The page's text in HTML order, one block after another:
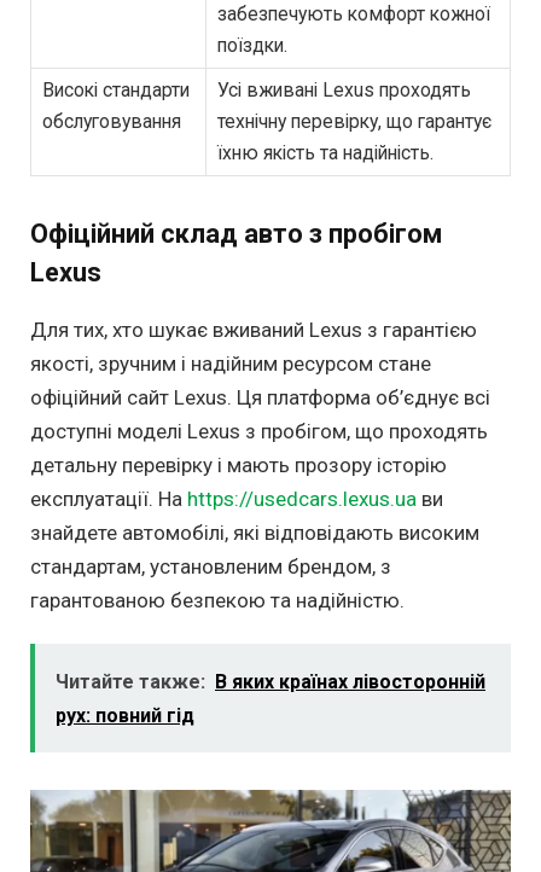
забезпечують комфорт кожної
поїздки.
Високі стандарти
обслуговування
Усі вживані Lexus проходять
технічну перевірку, що гарантує
їхню якість та надійність.
Офіційний склад авто з пробігом
Lexus
Для тих, хто шукає вживаний Lexus з гарантією
якості, зручним і надійним ресурсом стане
офіційний сайт Lexus. Ця платформа об’єднує всі
доступні моделі Lexus з пробігом, що проходять
детальну перевірку і мають прозору історію
експлуатації. На https://usedcars.lexus.ua ви
знайдете автомобілі, які відповідають високим
стандартам, установленим брендом, з
гарантованою безпекою та надійністю.
Читайте также: В яких країнах лівосторонній
рух: повний гід